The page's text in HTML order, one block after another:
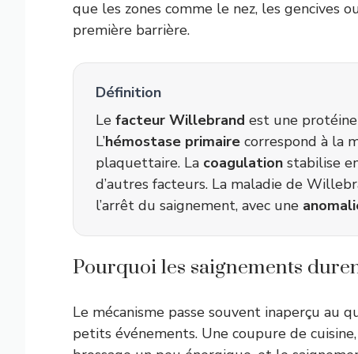
que les zones comme le nez, les gencives
première barrière.
Définition
Le facteur Willebrand est une
L’hémostase primaire correspond à la
plaquettaire. La coagulation stabilise
d’autres facteurs. La maladie de
l’arrêt du saignement, avec une
Pourquoi les saignements
Le mécanisme passe souvent inaperçu au
petits événements. Une coupure de